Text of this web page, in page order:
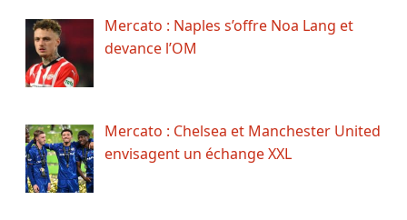
Mercato : Naples s’offre Noa Lang et
devance l’OM
Mercato : Chelsea et Manchester United
envisagent un échange XXL